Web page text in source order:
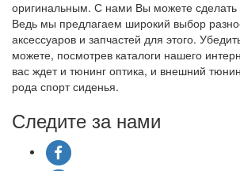
оригинальным. С нами Вы можете сделать
Ведь мы предлагаем широкий выбор
аксессуаров и запчастей для этого.
можете, посмотрев каталоги нашего
вас ждет и тюнинг оптика, и внешний
рода спорт сиденья.
Следите за нами